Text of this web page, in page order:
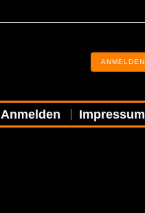
ANMELDEN
Anmelden Impressum